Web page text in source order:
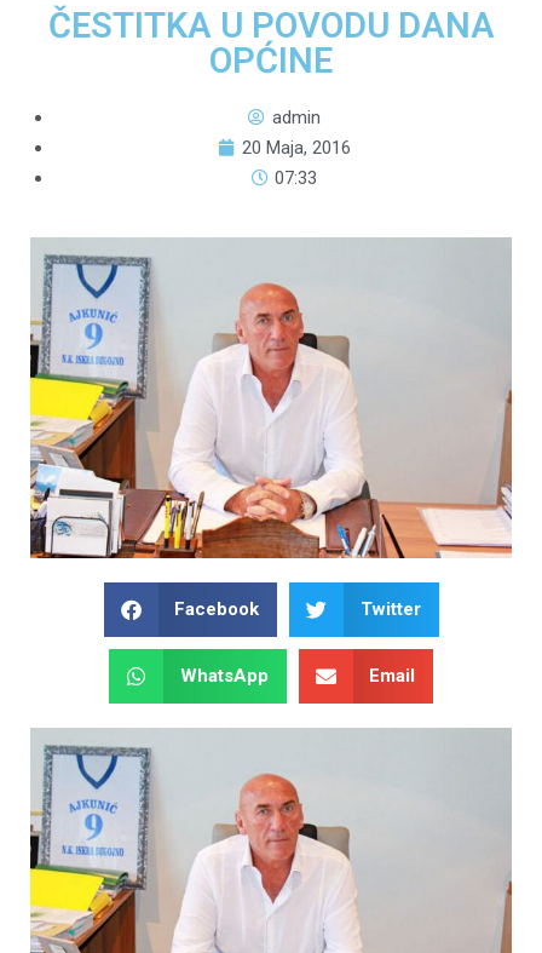
ČESTITKA U POVODU DANA
OPĆINE
admin
20 Maja, 2016
07:33
Facebook Twitter
WhatsApp Email